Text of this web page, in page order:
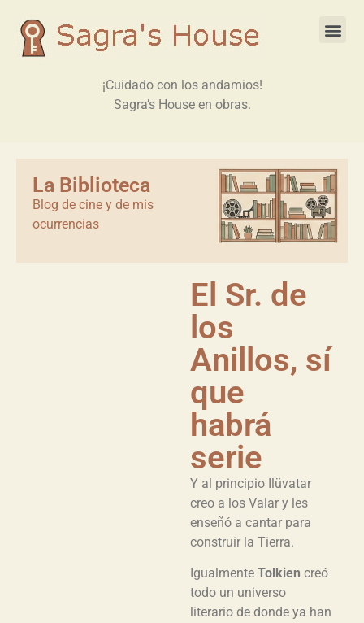
¡Cuidado con los andamios!
Sagra’s House en obras.
La Biblioteca
Blog de cine y de mis
ocurrencias
El Sr. de
los
Anillos, sí
que
habrá
serie
Y al principio Ilüvatar
creo a los Valar y les
enseñó a cantar para
construir la Tierra.
Igualmente Tolkien creó
todo un universo
literario de donde ya han